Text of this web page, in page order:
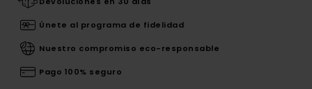
Únete al programa de fidelidad
Nuestro compromiso eco-responsable
Pago 100% seguro